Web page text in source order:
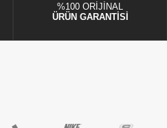
%100 ORİJİNAL
ÜRÜN GARANTİSİ